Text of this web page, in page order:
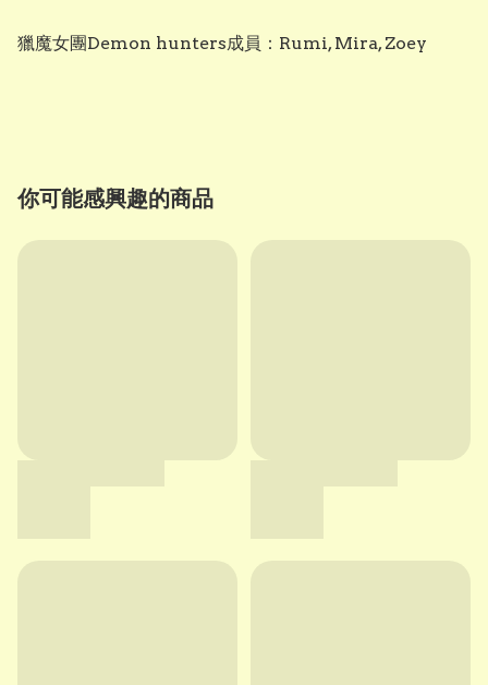
獵魔女團Demon hunters成員：Rumi, Mira, Zoey
你可能感興趣的商品